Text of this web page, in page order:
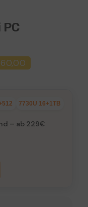
7730U 16+1TB
– ab 229€